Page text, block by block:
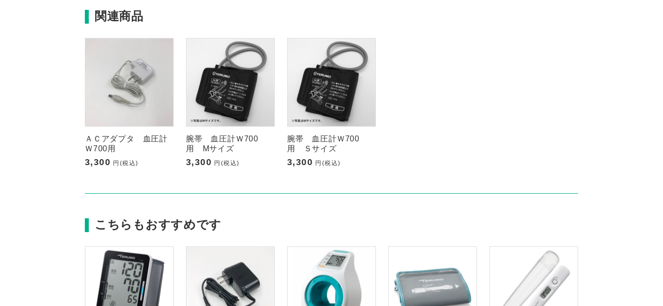
関連商品
ＡＣアダプタ 血圧計
Ｗ700用
3,300 円(税込)
腕帯 血圧計Ｗ700
用 Mサイズ
3,300 円(税込)
腕帯 血圧計Ｗ700
用 Ｓサイズ
3,300 円(税込)
こちらもおすすめです